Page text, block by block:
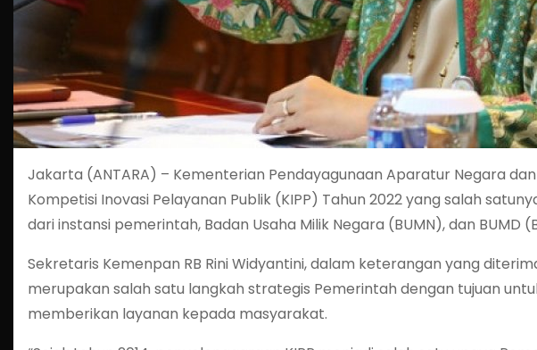
Jakarta (ANTARA) – Kementerian Pendayagunaan Aparatur Negara
Kompetisi Inovasi Pelayanan Publik (KIPP) Tahun 2022 yang salah
dari instansi pemerintah, Badan Usaha Milik Negara (BUMN), dan BUMD
Sekretaris Kemenpan RB Rini Widyantini, dalam keterangan yang
merupakan salah satu langkah strategis Pemerintah dengan tujuan
memberikan layanan kepada masyarakat.